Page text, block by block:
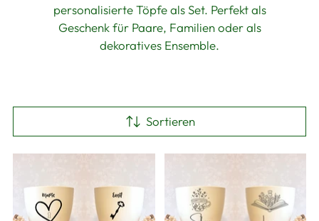
personalisierte Töpfe als Set. Perfekt als
Geschenk für Paare, Familienoder als
dekoratives Ensemble.
Sortieren